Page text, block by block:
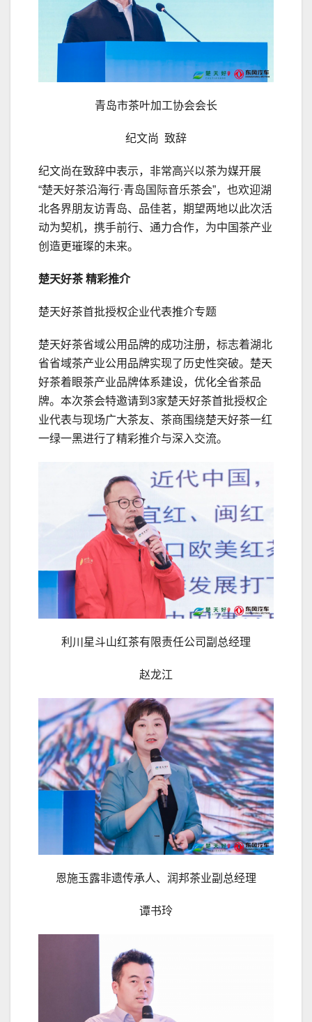
青岛市茶叶加工协会会长
纪文尚 致辞
纪文尚在致辞中表示，非常高兴以茶为媒开展
“楚天好茶沿海行·青岛国际音乐茶会”，也欢迎湖
北各界朋友访青岛、品佳茗，期望两地以此次活
动为契机，携手前行、通力合作，为中国茶产业
创造更璀璨的未来。
楚天好茶 精彩推介
楚天好茶首批授权企业代表推介专题
楚天好茶省域公用品牌的成功注册，标志着湖北
省省域茶产业公用品牌实现了历史性突破。楚天
好茶着眼茶产业品牌体系建设，优化全省茶品
牌。本次茶会特邀请到3家楚天好茶首批授权企
业代表与现场广大茶友、茶商围绕楚天好茶一红
一绿一黑进行了精彩推介与深入交流。
利川星斗山红茶有限责任公司副总经理
赵龙江
恩施玉露非遗传承人、润邦茶业副总经理
谭书玲